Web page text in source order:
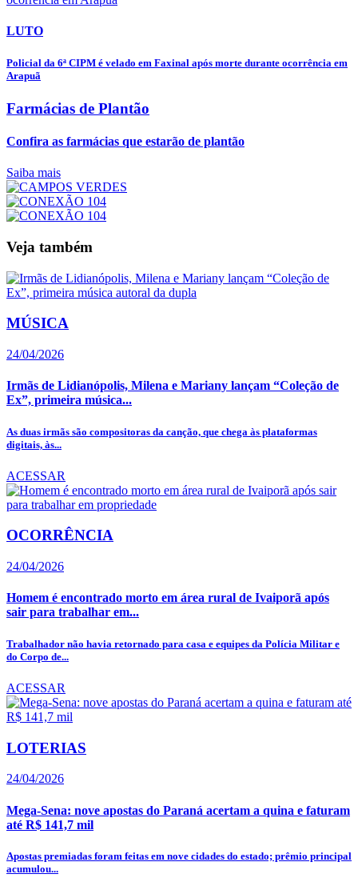
LUTO
Policial da 6ª CIPM é velado em Faxinal após morte durante ocorrência em
Arapuã
Farmácias de Plantão
Confira as farmácias que estarão de plantão
Saiba mais
Veja também
MÚSICA
24/04/2026
Irmãs de Lidianópolis, Milena e Mariany lançam “Coleção de
Ex”, primeira música...
As duas irmãs são compositoras da canção, que chega às plataformas
digitais, às...
ACESSAR
OCORRÊNCIA
24/04/2026
Homem é encontrado morto em área rural de Ivaiporã após
sair para trabalhar em...
Trabalhador não havia retornado para casa e equipes da Polícia Militar e
do Corpo de...
ACESSAR
LOTERIAS
24/04/2026
Mega-Sena: nove apostas do Paraná acertam a quina e faturam
até R$ 141,7 mil
Apostas premiadas foram feitas em nove cidades do estado; prêmio principal
acumulou...